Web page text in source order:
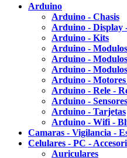
Arduino
Arduino - Chasis
Arduino - Display
Arduino - Kits
Arduino - Modulos
Arduino -
Arduino -
Arduino - Motores
Arduino - Rele -
Arduino - Sensores
Arduino - Tarjetas
Arduino - Wifi -
Camaras - Vigilancia -
Celulares - PC -
Auriculares